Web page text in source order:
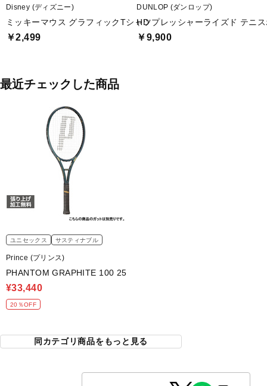
Disney (ディズニー)
ミッキーマウス グラフィックTシャツ
￥2,499
DUNLOP (ダンロップ)
HD プレッシャーライズド テニ
￥9,900
最近チェックした商品
ユニセックス サスティナブル
Prince (プリンス)
PHANTOM GRAPHITE 100 25
¥33,440
20％OFF
同カテゴリ商品をもっと見る